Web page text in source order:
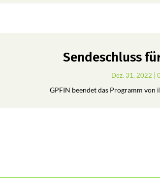
Sendeschluss
Dez. 31, 2022 |
GPFIN beendet das Programm von